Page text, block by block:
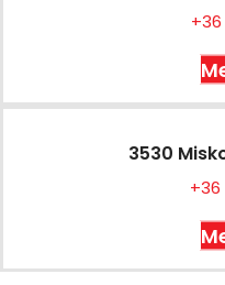
3530
+36